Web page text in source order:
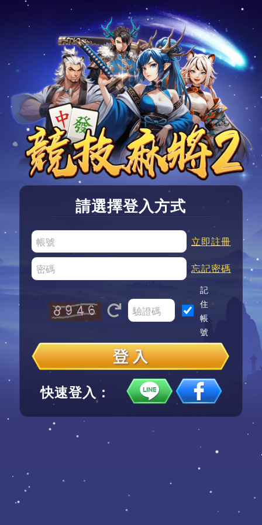
請選擇登入方式
立即註冊
忘記密碼
記
住
帳
號
快速登入：